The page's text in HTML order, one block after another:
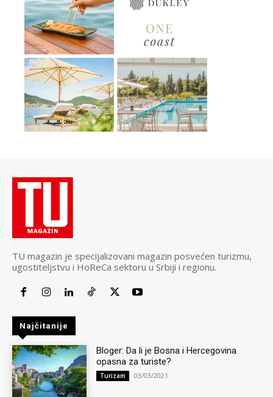
TU magazin je specijalizovani magazin posvećen turizmu,
ugostiteljstvu i HoReCa sektoru u Srbiji i regionu.
Najčitanije
Bloger: Da li je Bosna i Hercegovina
opasna za turiste?
Turizam 03/03/2021